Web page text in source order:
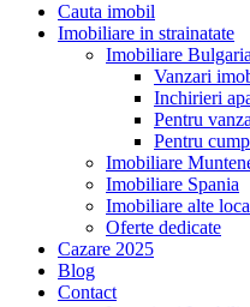
Cauta imobil
Imobiliare in strainatate
Imobiliare Bulgaria
Vanzari
Inchirieri
Pentru
Pentru
Imobiliare
Imobiliare Spania
Imobiliare alte
Oferte dedicate
Cazare 2025
Blog
Contact